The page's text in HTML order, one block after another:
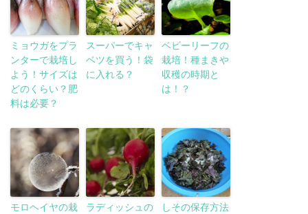
ミョウガをプラ
ンターで栽培し
よう！サイズは
どのくらい？肥
料は必要？
スーパーでキャ
ベツを買う！袋
に入れる？
ベビーリーフの
栽培！種まきや
収穫の時期と
は！？
モロヘイヤの栽
ラディッシュの
しその保存方法